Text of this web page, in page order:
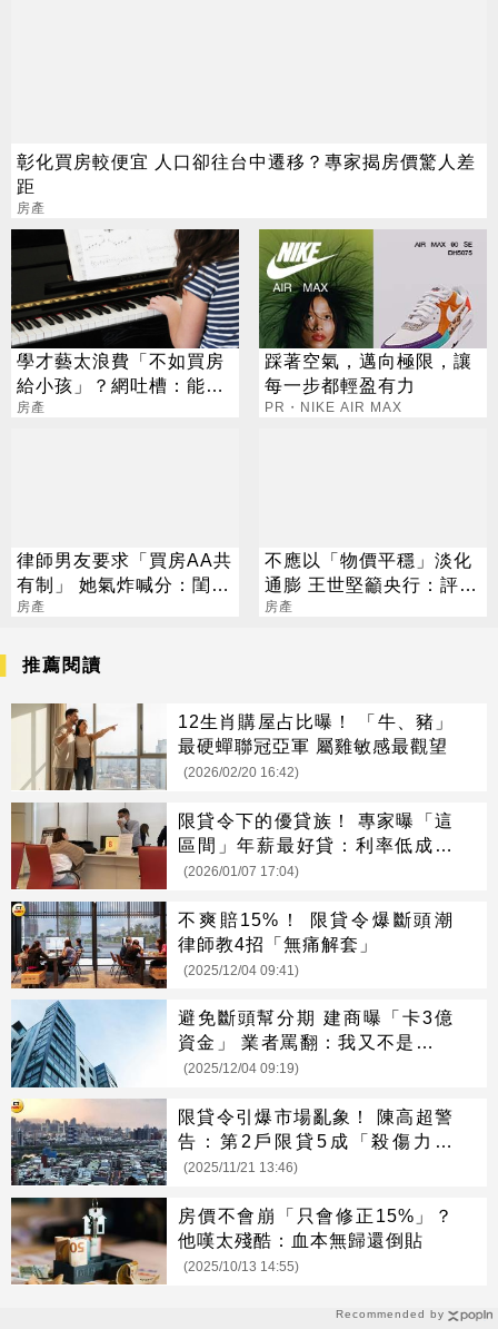
彰化買房較便宜 人口卻往台中遷移？專家揭房價驚人差
距
房產
學才藝太浪費「不如買房
給小孩」？網吐槽：能買
房就不差這點錢
房產
踩著空氣，邁向極限，讓
每一步都輕盈有力
PR・NIKE AIR MAX
律師男友要求「買房AA共
有制」 她氣炸喊分：閨蜜
工程師尪全包
房產
不應以「物價平穩」淡化
通膨 王世堅籲央行：評估
升息可能性
房產
Recommended by
推薦閱讀
12生肖購屋占比曝！ 「牛、豬」
最硬蟬聯冠亞軍 屬雞敏感最觀望
(2026/02/20 16:42)
限貸令下的優貸族！ 專家曝「這
區間」年薪最好貸：利率低成數
高
(2026/01/07 17:04)
不爽賠15%！ 限貸令爆斷頭潮
律師教4招「無痛解套」
(2025/12/04 09:41)
避免斷頭幫分期 建商曝「卡3億
資金」 業者罵翻：我又不是開銀
行
(2025/12/04 09:19)
限貸令引爆市場亂象！ 陳高超警
告：第2戶限貸5成「殺傷力太
大」
(2025/11/21 13:46)
房價不會崩「只會修正15%」？
他嘆太殘酷：血本無歸還倒貼
(2025/10/13 14:55)